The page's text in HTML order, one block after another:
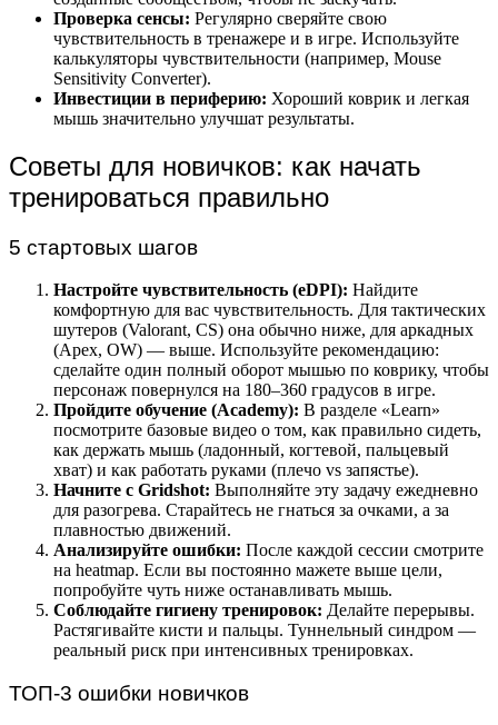
Проверка сенсы: Регулярно сверяйте свою
чувствительность в тренажере и в игре. Используйте
калькуляторы чувствительности (например, Mouse
Sensitivity Converter).
Инвестиции в периферию: Хороший коврик и легкая
мышь значительно улучшат результаты.
Советы для новичков: как начать
тренироваться правильно
5 стартовых шагов
Настройте чувствительность (eDPI): Найдите
комфортную для вас чувствительность. Для тактических
шутеров (Valorant, CS) она обычно ниже, для аркадных
(Apex, OW) — выше. Используйте рекомендацию:
сделайте один полный оборот мышью по коврику, чтобы
персонаж повернулся на 180–360 градусов в игре.
Пройдите обучение (Academy): В разделе «Learn»
посмотрите базовые видео о том, как правильно сидеть,
как держать мышь (ладонный, когтевой, пальцевый
хват) и как работать руками (плечо vs запястье).
Начните с Gridshot: Выполняйте эту задачу ежедневно
для разогрева. Старайтесь не гнаться за очками, а за
плавностью движений.
Анализируйте ошибки: После каждой сессии смотрите
на heatmap. Если вы постоянно мажете выше цели,
попробуйте чуть ниже останавливать мышь.
Соблюдайте гигиену тренировок: Делайте перерывы.
Растягивайте кисти и пальцы. Туннельный синдром —
реальный риск при интенсивных тренировках.
ТОП-3 ошибки новичков